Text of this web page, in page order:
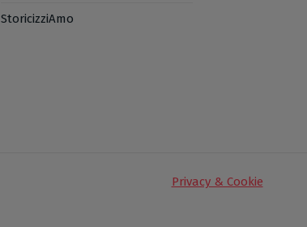
StoricizziAmo
Privacy & Cookie